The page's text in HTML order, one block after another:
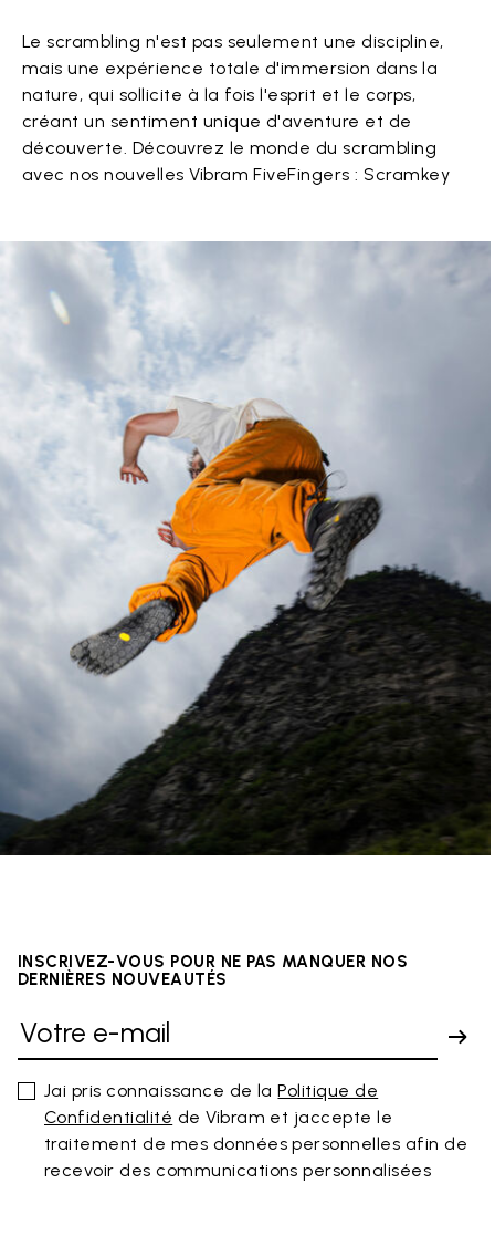
Le scrambling n'est pas seulement une discipline,
mais une expérience totale d'immersion dans la
nature, qui sollicite à la fois l'esprit et le corps,
créant un sentiment unique d'aventure et de
découverte. Découvrez le monde du scrambling
avec nos nouvelles Vibram FiveFingers : Scramkey
INSCRIVEZ-VOUS POUR NE PAS MANQUER NOS
DERNIÈRES NOUVEAUTÉS
Jai pris connaissance de laPolitique de
Confidentialité de Vibram et jaccepte le
traitement de mes données personnelles afin de
recevoir des communications personnalisées